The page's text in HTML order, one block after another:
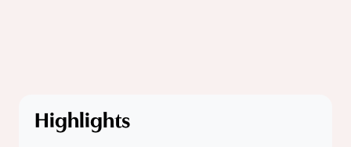
Highlights